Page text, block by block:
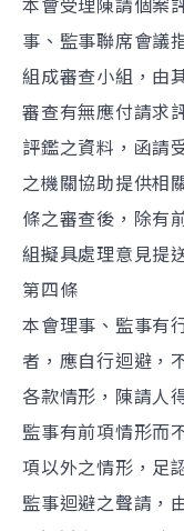
事、監事聯席會議
組成審查小組，由
審查有無應付請求
評鑑之資料，函請
之機關協助提供相
條之審查後，除有
組擬具處理意見提
第四條
本會理事、監事有
者，應自行迴避，
各款情形，陳請人
監事有前項情形而
項以外之情形，足
監事迴避之聲請，